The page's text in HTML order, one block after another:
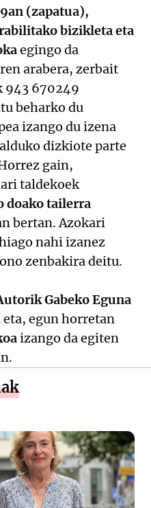
(zapatua),
bizikleta eta
egingo da
arabera, zerbait
943 670249
beharko du
izango du izena
dizkiote parte
gain,
taldekoek
doako tailerra
bertan. Azokari
nahi izanez
zenbakira deitu.
Gabeko Eguna
egun horretan
izango da egiten